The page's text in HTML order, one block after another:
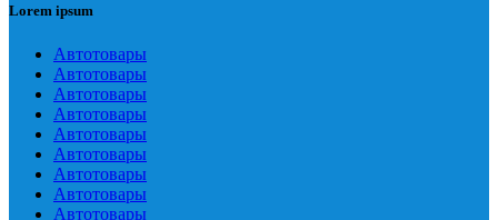
Lorem ipsum
Автотовары
Автотовары
Автотовары
Автотовары
Автотовары
Автотовары
Автотовары
Автотовары
Автотовары